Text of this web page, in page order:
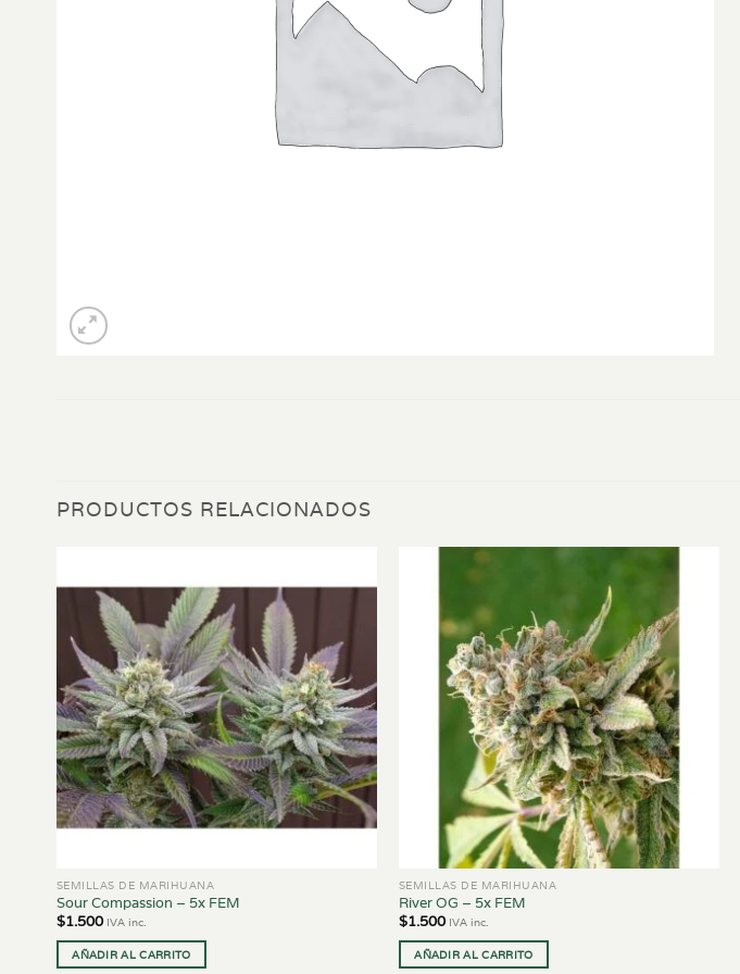
PRODUCTOS RELACIONADOS
SEMILLAS DE MARIHUANA
Sour Compassion – 5x FEM
$1.500 IVA inc.
AÑADIR AL CARRITO
SEMILLAS DE MARIHUANA
River OG – 5x FEM
$1.500 IVA inc.
AÑADIR AL CARRITO